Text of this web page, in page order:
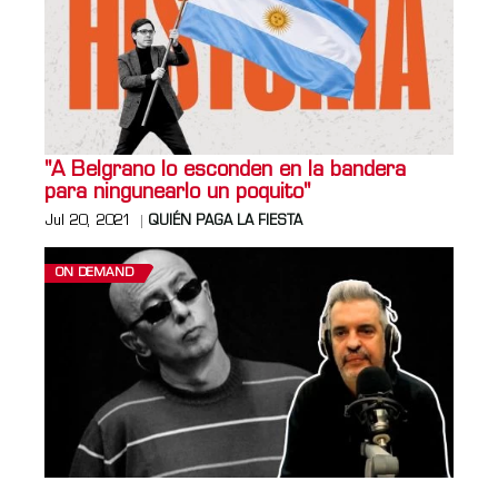
"A Belgrano lo esconden en la bandera
para ningunearlo un poquito"
Jul 20, 2021 QUIÉN PAGA LA FIESTA
ON DEMAND